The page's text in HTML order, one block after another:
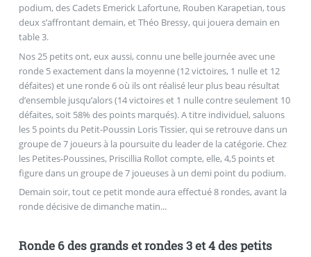
podium, des Cadets Emerick Lafortune, Rouben Karapetian, tous
deux s’affrontant demain, et Théo Bressy, qui jouera demain en
table 3.
Nos 25 petits ont, eux aussi, connu une belle journée avec une
ronde 5 exactement dans la moyenne (12 victoires, 1 nulle et 12
défaites) et une ronde 6 où ils ont réalisé leur plus beau résultat
d’ensemble jusqu’alors (14 victoires et 1 nulle contre seulement 10
défaites, soit 58% des points marqués). A titre individuel, saluons
les 5 points du Petit-Poussin Loris Tissier, qui se retrouve dans un
groupe de 7 joueurs à la poursuite du leader de la catégorie. Chez
les Petites-Poussines, Priscillia Rollot compte, elle, 4,5 points et
figure dans un groupe de 7 joueuses à un demi point du podium.
Demain soir, tout ce petit monde aura effectué 8 rondes, avant la
ronde décisive de dimanche matin...
Ronde 6 des grands et rondes 3 et 4 des petits